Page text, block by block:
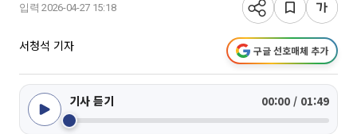
입력 2026-04-27 15:18
서청석 기자 구글 선호매체 추가
기사 듣기 00:00 / 01:49